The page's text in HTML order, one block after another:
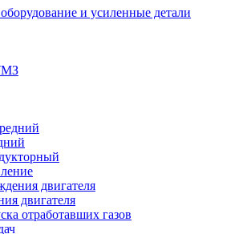
и усиленные детали
двигателя
двигателя
отработавших газов